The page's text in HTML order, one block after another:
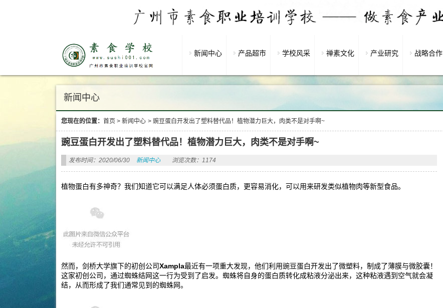
新闻中心 产品超市 学校风采 禅素文化 产业研究 战略合作
新闻中心
您现在的位置： 首页 > 新闻中心 > 豌豆蛋白开发出了塑料替代品！植物潜力巨大，肉类不是对手啊~
豌豆蛋白开发出了塑料替代品！植物潜力巨大，肉类不是对手啊~
发布时间：2020/06/30 新闻中心 浏览次数：1174
植物蛋白有多神奇？我们知道它可以满足人体必须蛋白质，更容易消化，可以用来研发类似植物肉等新型食品。
然而，剑桥大学旗下的初创公司Xampla最近有一项重大发现，他们利用豌豆蛋白开发出了微塑料，制成了薄膜与微胶囊！
这家初创公司，通过蜘蛛结网这一行为受到了启发。蜘蛛将自身的蛋白质转化成粘液分泌出来，这种粘液遇到空气就会凝
结，从而形成了我们通常见到的蜘蛛网。